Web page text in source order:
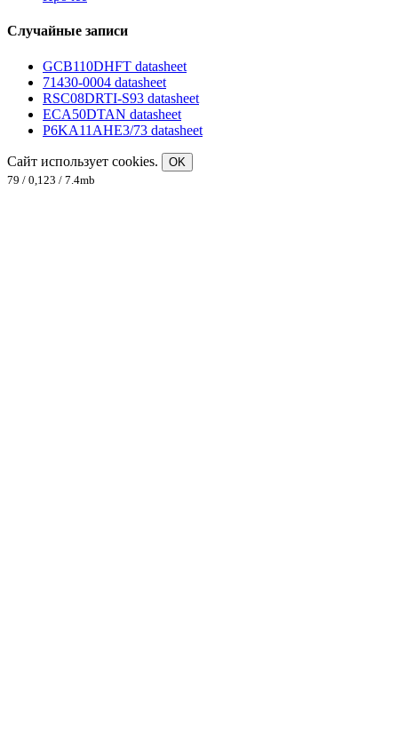
Случайные записи
GCB110DHFT datasheet
71430-0004 datasheet
RSC08DRTI-S93 datasheet
ECA50DTAN datasheet
P6KA11AHE3/73 datasheet
Сайт использует cookies.
OK
79 / 0,123 / 7.4mb